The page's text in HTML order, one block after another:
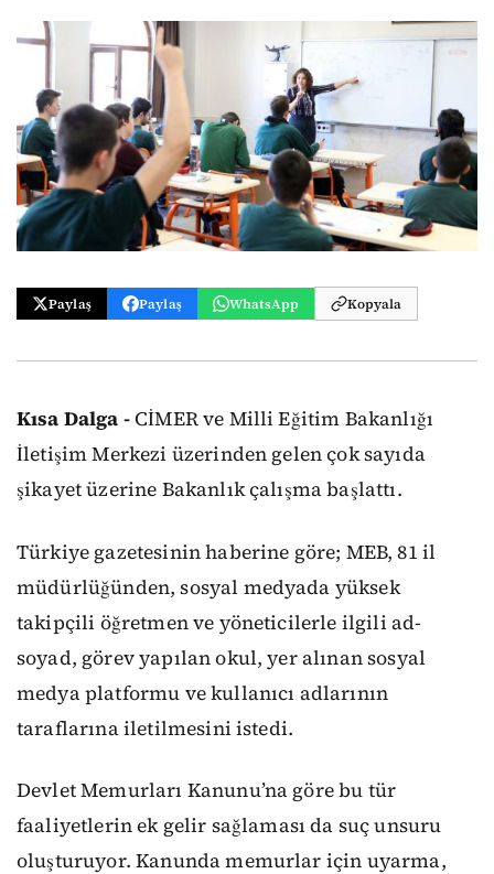
Paylaş Paylaş WhatsApp Kopyala
Kısa Dalga -CİMER ve Milli Eğitim Bakanlığı
İletişim Merkezi üzerinden gelen çok sayıda
şikayet üzerine Bakanlık çalışma başlattı.
Türkiye gazetesinin haberine göre; MEB, 81 il
müdürlüğünden, sosyal medyada yüksek
takipçili öğretmen ve yöneticilerle ilgili ad-
soyad, görev yapılan okul, yer alınan sosyal
medya platformu ve kullanıcı adlarının
taraflarına iletilmesini istedi.
Devlet Memurları Kanunu’na göre bu tür
faaliyetlerin ek gelir sağlaması da suç unsuru
oluşturuyor. Kanunda memurlar için uyarma,